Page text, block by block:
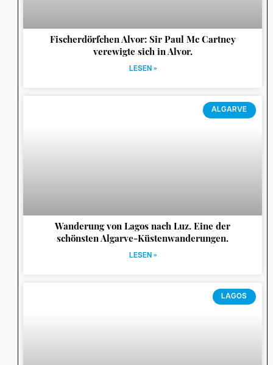
Fischerdörfchen Alvor: Sir Paul Mc Cartney
verewigte sich in Alvor.
LESEN »
ALGARVE
Wanderung von Lagos nach Luz. Eine der
schönsten Algarve-Küstenwanderungen.
LESEN »
LAGOS